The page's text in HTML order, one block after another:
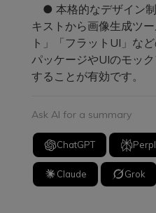
● 本格的なデザイン
キストから画像生成ツ
ト」「フラットUI」な
パッケージやUIのモッ
することが有効です。
Ask AI for a summary
ChatGPT
Claude Grok